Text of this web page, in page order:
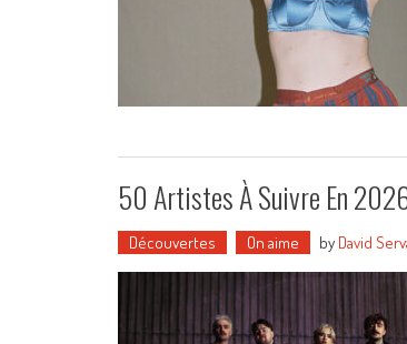
50 Artistes À Suivre En
Découvertes On aime by David